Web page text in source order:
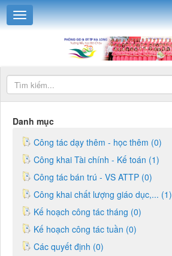
Danh mục
Công tác dạy thêm - học thêm (0)
Công khai Tài chính - Kế toán (1)
Công tác bán trú - VS ATTP (0)
Công khai chất lượng giáo dục,... (1)
Kế hoạch công tác tháng (0)
Kế hoạch công tác tuần (0)
Các quyết định (0)